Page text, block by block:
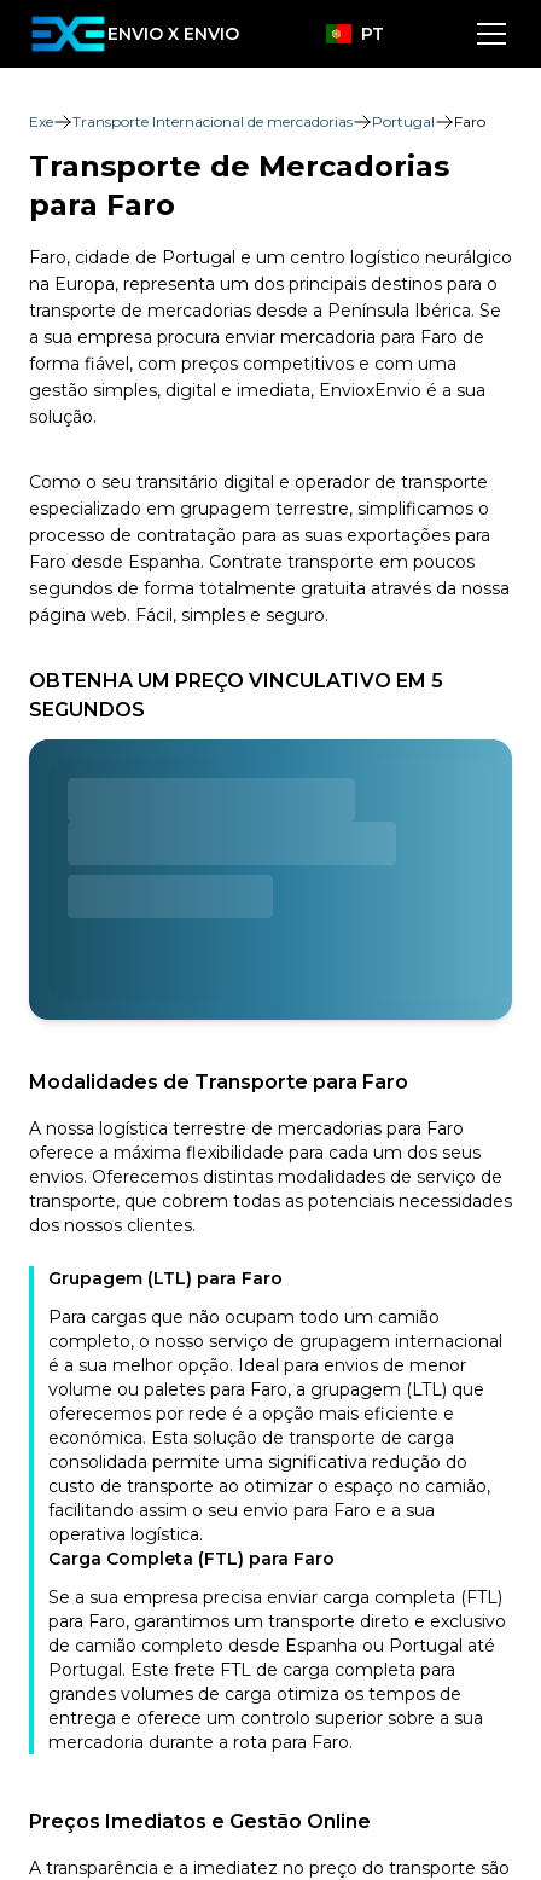
ENVIO X ENVIO PT
Exe Transporte Internacional de mercadorias Portugal Faro
Transporte de Mercadorias
para Faro
Faro, cidade de Portugal e um centro logístico neurálgico
na Europa, representa um dos principais destinos para o
transporte de mercadorias desde a Península Ibérica. Se
a sua empresa procura enviar mercadoria para Faro de
forma fiável, com preços competitivos e com uma
gestão simples, digital e imediata, EnvioxEnvio é a sua
solução.
Como o seu transitário digital e operador de transporte
especializado em grupagem terrestre, simplificamos o
processo de contratação para as suas exportações para
Faro desde Espanha. Contrate transporte em poucos
segundos de forma totalmente gratuita através da nossa
página web. Fácil, simples e seguro.
OBTENHA UM PREÇO VINCULATIVO EM 5
SEGUNDOS
Modalidades de Transporte para Faro
A nossa logística terrestre de mercadorias para Faro
oferece a máxima flexibilidade para cada um dos seus
envios. Oferecemos distintas modalidades de serviço de
transporte, que cobrem todas as potenciais necessidades
dos nossos clientes.
Grupagem (LTL) para Faro
Para cargas que não ocupam todo um camião
completo, o nosso serviço de grupagem internacional
é a sua melhor opção. Ideal para envios de menor
volume ou paletes para Faro, a grupagem (LTL) que
oferecemos por rede é a opção mais eficiente e
económica. Esta solução de transporte de carga
consolidada permite uma significativa redução do
custo de transporte ao otimizar o espaço no camião,
facilitando assim o seu envio para Faro e a sua
operativa logística.
Carga Completa (FTL) para Faro
Se a sua empresa precisa enviar carga completa (FTL)
para Faro, garantimos um transporte direto e exclusivo
de camião completo desde Espanha ou Portugal até
Portugal. Este frete FTL de carga completa para
grandes volumes de carga otimiza os tempos de
entrega e oferece um controlo superior sobre a sua
mercadoria durante a rota para Faro.
Preços Imediatos e Gestão Online
A transparência e a imediatez no preço do transporte são